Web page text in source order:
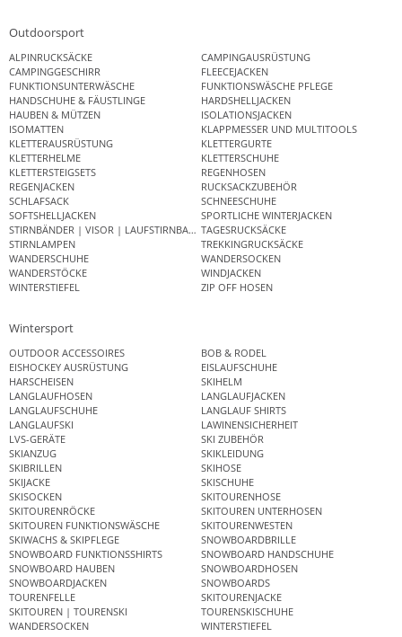
Outdoorsport
ALPINRUCKSÄCKE
CAMPINGAUSRÜSTUNG
CAMPINGGESCHIRR
FLEECEJACKEN
FUNKTIONSUNTERWÄSCHE
FUNKTIONSWÄSCHE PFLEGE
HANDSCHUHE & FÄUSTLINGE
HARDSHELLJACKEN
HAUBEN & MÜTZEN
ISOLATIONSJACKEN
ISOMATTEN
KLAPPMESSER UND MULTITOOLS
KLETTERAUSRÜSTUNG
KLETTERGURTE
KLETTERHELME
KLETTERSCHUHE
KLETTERSTEIGSETS
REGENHOSEN
REGENJACKEN
RUCKSACKZUBEHÖR
SCHLAFSACK
SCHNEESCHUHE
SOFTSHELLJACKEN
SPORTLICHE WINTERJACKEN
STIRNBÄNDER | VISOR | LAUFSTIRNBANDTAGESRUCKSÄCKE
STIRNLAMPEN
TREKKINGRUCKSÄCKE
WANDERSCHUHE
WANDERSOCKEN
WANDERSTÖCKE
WINDJACKEN
WINTERSTIEFEL
ZIP OFF HOSEN
Wintersport
OUTDOOR ACCESSOIRES
BOB & RODEL
EISHOCKEY AUSRÜSTUNG
EISLAUFSCHUHE
HARSCHEISEN
SKIHELM
LANGLAUFHOSEN
LANGLAUFJACKEN
LANGLAUFSCHUHE
LANGLAUF SHIRTS
LANGLAUFSKI
LAWINENSICHERHEIT
LVS-GERÄTE
SKI ZUBEHÖR
SKIANZUG
SKIKLEIDUNG
SKIBRILLEN
SKIHOSE
SKIJACKE
SKISCHUHE
SKISOCKEN
SKITOURENHOSE
SKITOURENRÖCKE
SKITOUREN UNTERHOSEN
SKITOUREN FUNKTIONSWÄSCHE
SKITOURENWESTEN
SKIWACHS & SKIPFLEGE
SNOWBOARDBRILLE
SNOWBOARD FUNKTIONSSHIRTS
SNOWBOARD HANDSCHUHE
SNOWBOARD HAUBEN
SNOWBOARDHOSEN
SNOWBOARDJACKEN
SNOWBOARDS
TOURENFELLE
SKITOURENJACKE
SKITOUREN | TOURENSKI
TOURENSKISCHUHE
WANDERSOCKEN
WINTERSTIEFEL